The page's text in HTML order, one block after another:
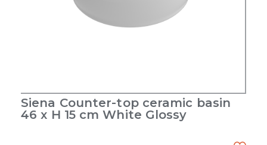
Siena Counter-top ceramic basin
46 x H 15 cm White Glossy